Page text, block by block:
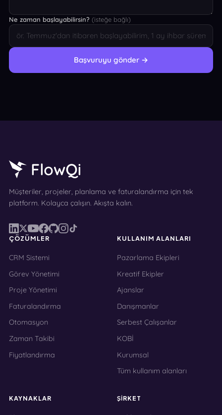
Ne zaman başlayabilirsin? (isteğe bağlı)
Başvuruyu gönder →
Müşteriler, projeler, planlama ve faturalandırma için tek
platform. Kolayca çalışın. Akışta kalın.
ÇÖZÜMLER
CRM Sistemi
Görev Yönetimi
Proje Yönetimi
Faturalandırma
Otomasyon
Zaman Takibi
Fiyatlandırma
KULLANIM ALANLARI
Pazarlama Ekipleri
Kreatif Ekipler
Ajanslar
Danışmanlar
Serbest Çalışanlar
KOBİ
Kurumsal
Tüm kullanım alanları
KAYNAKLAR ŞIRKET